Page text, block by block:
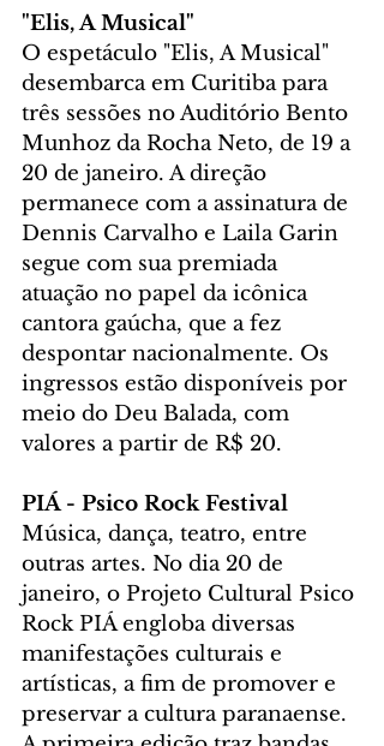
"Elis, A Musical"
O espetáculo "Elis, A Musical"
desembarca em Curitiba para
três sessões no Auditório Bento
Munhoz da Rocha Neto, de 19 a
20 de janeiro. A direção
permanece com a assinatura de
Dennis Carvalho e Laila Garin
segue com sua premiada
atuação no papel da icônica
cantora gaúcha, que a fez
despontar nacionalmente. Os
ingressos estão disponíveis por
meio do Deu Balada, com
valores a partir de R$ 20.
PIÁ - Psico Rock Festival
Música, dança, teatro, entre
outras artes. No dia 20 de
janeiro, o Projeto Cultural Psico
Rock PIÁ engloba diversas
manifestações culturais e
artísticas, a fim de promover e
preservar a cultura paranaense.